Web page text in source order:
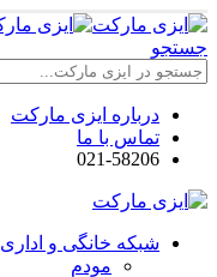
جستجو
درباره ایزی مارکت
تماس با ما
021-58206
شبکه خانگی و اداری
مودم